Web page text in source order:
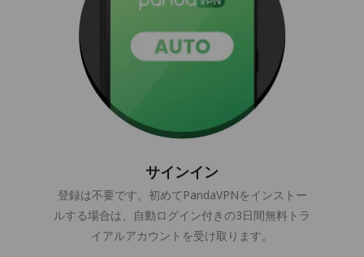
サインイン
登録は不要です。初めてPandaVPNをインストー
ルする場合は、自動ログイン付きの3日間無料トラ
イアルアカウントを受け取ります。